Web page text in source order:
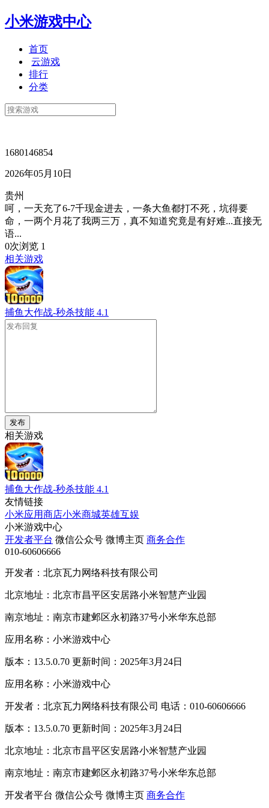
小米游戏中心
首页
云游戏
排行
分类
1680146854
2026年05月10日
贵州
呵，一天充了6-7千现金进去，一条大鱼都打不死，坑得要
命，一两个月花了我两三万，真不知道究竟是有好难...直接无
语...
0次浏览 1
相关游戏
捕鱼大作战-秒杀技能 4.1
发布
相关游戏
捕鱼大作战-秒杀技能 4.1
友情链接
小米应用商店小米商城英雄互娱
小米游戏中心
开发者平台 微信公众号 微博主页 商务合作
010-60606666
开发者：北京瓦力网络科技有限公司
北京地址：北京市昌平区安居路小米智慧产业园
南京地址：南京市建邺区永初路37号小米华东总部
应用名称：小米游戏中心
版本：13.5.0.70 更新时间：2025年3月24日
应用名称：小米游戏中心
开发者：北京瓦力网络科技有限公司 电话：010-60606666
版本：13.5.0.70 更新时间：2025年3月24日
北京地址：北京市昌平区安居路小米智慧产业园
南京地址：南京市建邺区永初路37号小米华东总部
开发者平台 微信公众号 微博主页 商务合作